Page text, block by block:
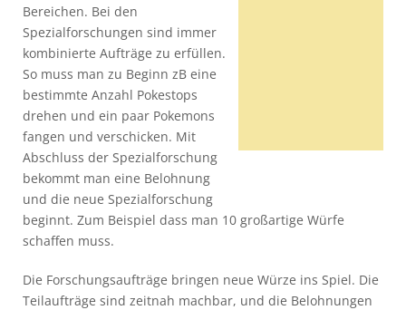
Bereichen. Bei den
Spezialforschungen sind immer
kombinierte Aufträge zu erfüllen.
So muss man zu Beginn zB eine
bestimmte Anzahl Pokestops
drehen und ein paar Pokemons
fangen und verschicken. Mit
Abschluss der Spezialforschung
bekommt man eine Belohnung
und die neue Spezialforschung
beginnt. Zum Beispiel dass man 10 großartige Würfe
schaffen muss.
Die Forschungsaufträge bringen neue Würze ins Spiel. Die
Teilaufträge sind zeitnah machbar, und die Belohnungen